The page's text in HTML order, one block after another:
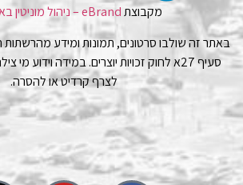
מקבוצתeBrand – ניהול מוניטין באינטרנט
באתר זה שולבו סרטונים, תמונות ומידע
סעיף 27א לחוק זכויות יוצרים. במידה וידוע
לצרף קרדיט או להסרה.